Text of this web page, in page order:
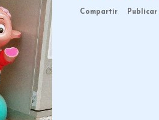
Compartir